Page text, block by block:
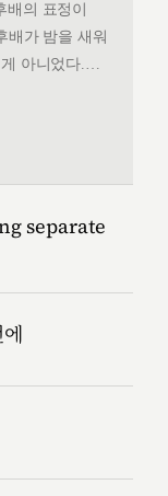
의 표정이
배가 밤을 새워
아니었다.
는 길에
separate